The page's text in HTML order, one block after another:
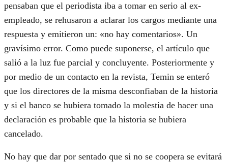
pensaban que el periodista iba a tomar en serio al ex-
empleado, se rehusaron a aclarar los cargos mediante una
respuesta y emitieron un: «no hay comentarios». Un
gravísimo error. Como puede suponerse, el artículo que
salió a la luz fue parcial y concluyente. Posteriormente y
por medio de un contacto en la revista, Temin se enteró
que los directores de la misma desconfiaban de la historia
y si el banco se hubiera tomado la molestia de hacer una
declaración es probable que la historia se hubiera
cancelado.
No hay que dar por sentado que si no se coopera se evitará